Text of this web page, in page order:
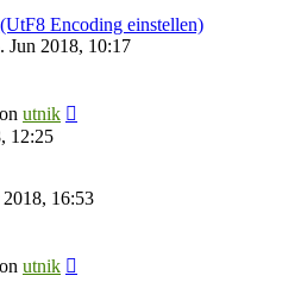
Encoding einstellen)
Jun 2018, 10:17
utnik
12:25
16:53
utnik